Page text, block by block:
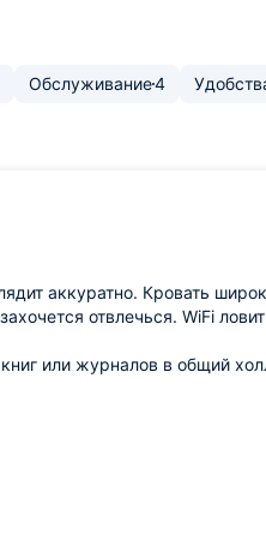
Обслуживание4
аккуратно. Кровать
отвлечься. WiFi
или журналов в общий